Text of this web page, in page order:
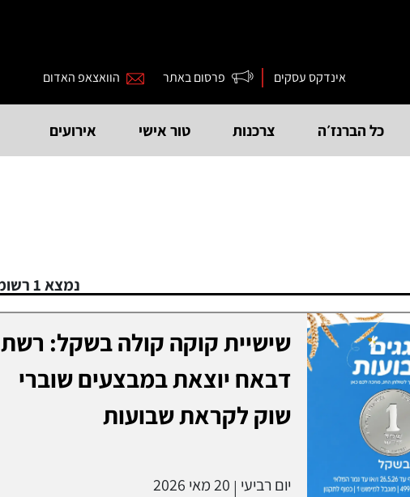
אינדקס עסקים פרסום באתר הוואצאפ האדום
כל הברנז׳ה צרכנות טור אישי אירועים
נמצא 1 רשומות
שישיית קוקה קולה בשקל: רשת
דבאח יוצאת במבצעים שוברי
שוק לקראת שבועות
יום רביעי | 20 מאי 2026